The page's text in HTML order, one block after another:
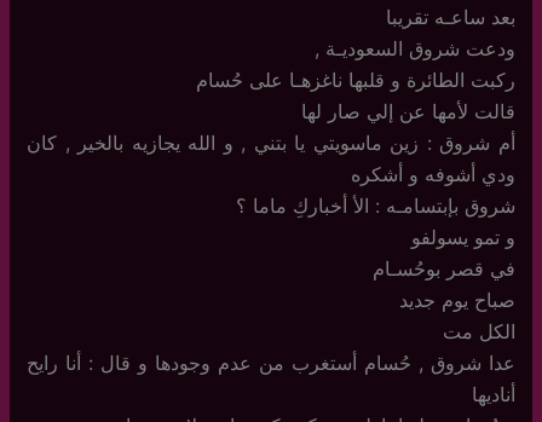
بعد ساعـه تقريبا
ودعت شروق السعوديـة ,
ركبت الطائرة و قلبها ناغزهـا على حُسام
قالت لأمها عن إلي صار لها
أم شروق : زين ماسويتي يا بتني , و الله يجازيه بالخير , كان
ودي أشوفه و أشكره
شروق بإبتسامـه : الأ أخباركِ ماما ؟
و تمو يسولفو
في قصر بوحُسـام
صباح يوم جديد
الكل مت
عدا شروق , حُسام أستغرب من عدم وجودها و قال : أنا رايح
أناديها